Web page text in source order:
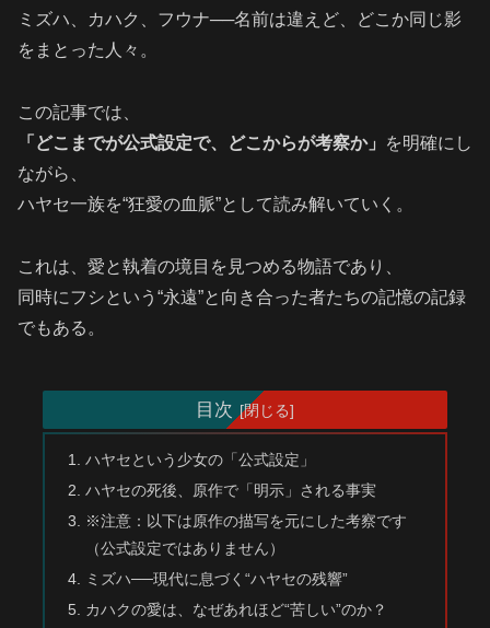
ミズハ、カハク、フウナ──名前は違えど、どこか同じ影
をまとった人々。
この記事では、
「どこまでが公式設定で、どこからが考察か」
を明確にし
ながら、
ハヤセ一族を“狂愛の血脈”として読み解いていく。
これは、愛と執着の境目を見つめる物語であり、
同時にフシという“永遠”と向き合った者たちの記憶の記録
でもある。
目次
ハヤセという少女の「公式設定」
ハヤセの死後、原作で「明示」される事実
※注意：以下は原作の描写を元にした考察です
（公式設定ではありません）
ミズハ──現代に息づく“ハヤセの残響”
カハクの愛は、なぜあれほど“苦しい”のか？